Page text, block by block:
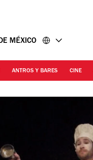
MÉXICO
ANTROS Y BARES CINE